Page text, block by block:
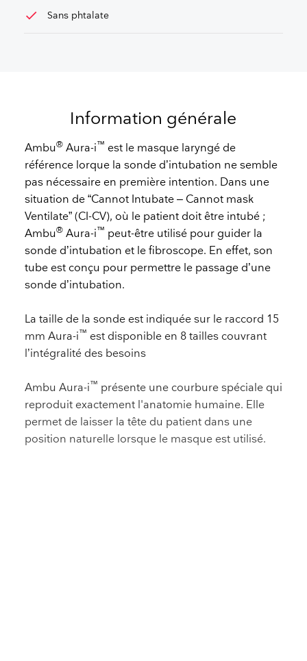
check Sans phtalate
Information générale
Ambu®Aura-i™ est le masque laryngé de
référence lorque la sonde d’intubation ne semble
pas nécessaire en première intention. Dans une
situation de “Cannot Intubate – Cannot mask
Ventilate” (CI-CV), où le patient doit être intubé ;
Ambu®Aura-i™ peut-être utilisé pour guider la
sonde d’intubation et le fibroscope. En effet, son
tube est conçu pour permettre le passage d’une
sonde d’intubation.
La taille de la sonde est indiquée sur le raccord 15
mm Aura-i™ est disponible en 8 tailles couvrant
l’intégralité des besoins
Ambu Aura-i™ présente une courbure spéciale qui
reproduit exactement l'anatomie humaine. Elle
permet de laisser la tête du patient dans une
position naturelle lorsque le masque est utilisé.